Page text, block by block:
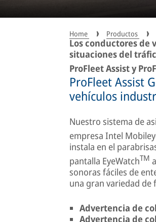
Home Productos
Los conductores de
situaciones del
ProFleet Assist y
ProFleet Assist
vehículos
Nuestro sistema de
empresa Intel
instala en el
pantalla EyeWatchTM
sonoras fáciles de
una gran variedad de
Advertencia de
Advertencia de